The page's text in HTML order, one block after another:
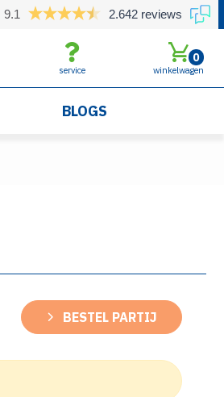
9.1 2.642 reviews
service winkelwagen
0
BLOGS
BESTEL PARTIJ